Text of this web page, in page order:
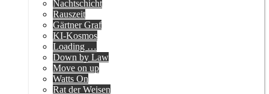
Nachtschicht
Rauszeit
Gärtner Graf
KI-Kosmos
Loading …
Down by Law
Move on up
Watts On
Rat der Weisen